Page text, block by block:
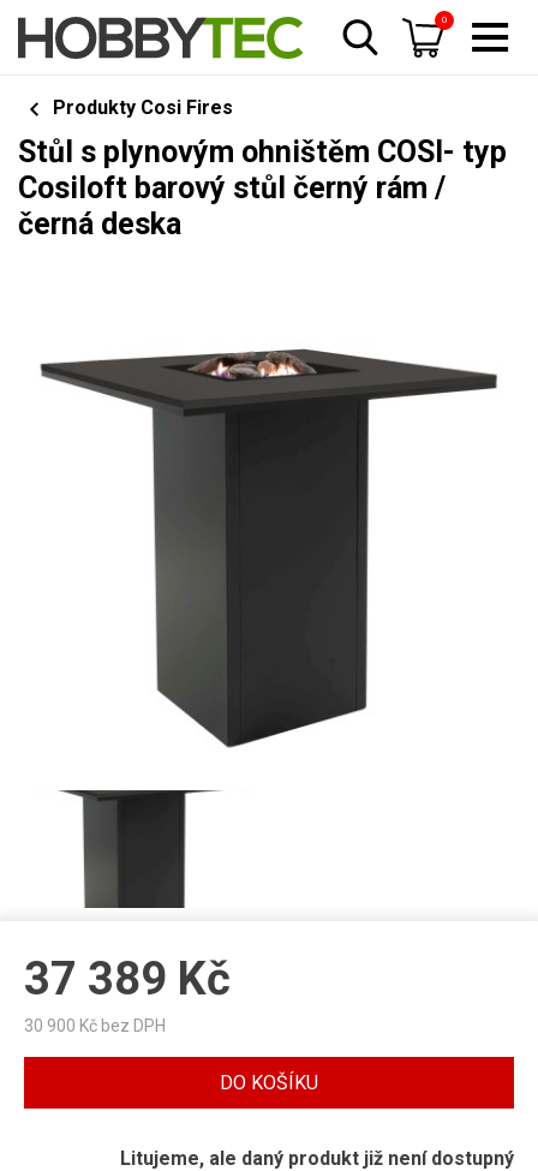
0
Produkty Cosi Fires
Stůl s plynovým ohništěm COSI- typ
Cosiloft barový stůl černý rám /
černá deska
37 389 Kč
30 900 Kč bez DPH
DO KOŠÍKU
Litujeme, ale daný produkt již není dostupný